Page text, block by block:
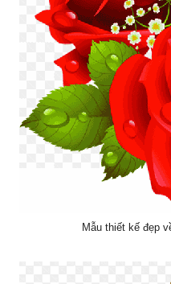
Mẫu thiết kế đẹp